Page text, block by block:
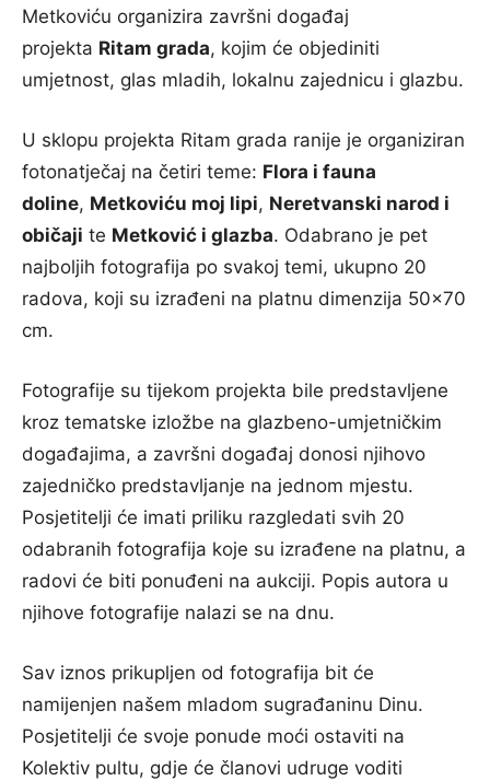
Metkoviću organizira završni događaj
projekta Ritam grada, kojim će objediniti
umjetnost, glas mladih, lokalnu zajednicu i glazbu.
U sklopu projekta Ritam grada ranije je organiziran
fotonatječaj na četiri teme: Flora i fauna
doline, Metkoviću moj lipi, Neretvanski narod i
običaji te Metković i glazba. Odabrano je pet
najboljih fotografija po svakoj temi, ukupno 20
radova, koji su izrađeni na platnu dimenzija 50×70
cm.
Fotografije su tijekom projekta bile predstavljene
kroz tematske izložbe na glazbeno-umjetničkim
događajima, a završni događaj donosi njihovo
zajedničko predstavljanje na jednom mjestu.
Posjetitelji će imati priliku razgledati svih 20
odabranih fotografija koje su izrađene na platnu, a
radovi će biti ponuđeni na aukciji. Popis autora u
njihove fotografije nalazi se na dnu.
Sav iznos prikupljen od fotografija bit će
namijenjen našem mladom sugrađaninu Dinu.
Posjetitelji će svoje ponude moći ostaviti na
Kolektiv pultu, gdje će članovi udruge voditi